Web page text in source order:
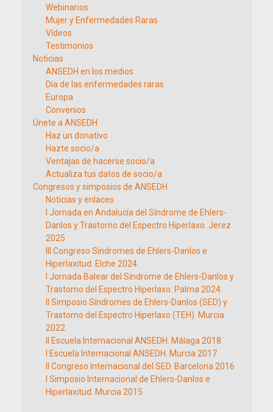
Webinarios
Mujer y Enfermedades Raras
Vídeos
Testimonios
Noticias
ANSEDH en los medios
Día de las enfermedades raras
Europa
Convenios
Únete a ANSEDH
Haz un donativo
Hazte socio/a
Ventajas de hacerse socio/a
Actualiza tus datos de socio/a
Congresos y simposios de ANSEDH
Noticias y enlaces
I Jornada en Andalucía del Síndrome de Ehlers-
Danlos y Trastorno del Espectro Hiperlaxo. Jerez
2025
III Congreso Síndromes de Ehlers-Danlos e
Hiperlaxitud. Elche 2024
I Jornada Balear del Síndrome de Ehlers-Danlos y
Trastorno del Espectro Hiperlaxo. Palma 2024
II Simposio Síndromes de Ehlers-Danlos (SED) y
Trastorno del Espectro Hiperlaxo (TEH). Murcia
2022
II Escuela Internacional ANSEDH. Málaga 2018
I Escuela Internacional ANSEDH. Murcia 2017
II Congreso Internacional del SED. Barcelona 2016
I Simposio Internacional de Ehlers-Danlos e
Hiperlaxitud. Murcia 2015